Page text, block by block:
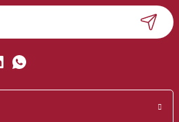
bilgiler bulunuyor.
olmalı.